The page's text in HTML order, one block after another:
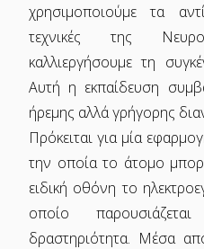
χρησιμοποιούμε τα
τεχνικές της
καλλιεργήσουμε τη
Αυτή η εκπαίδευση
ήρεμης αλλά γρήγορης
Πρόκειται για μία
την οποία το άτομο
ειδική οθόνη το
οποίο
δραστηριότητα. Μέσα